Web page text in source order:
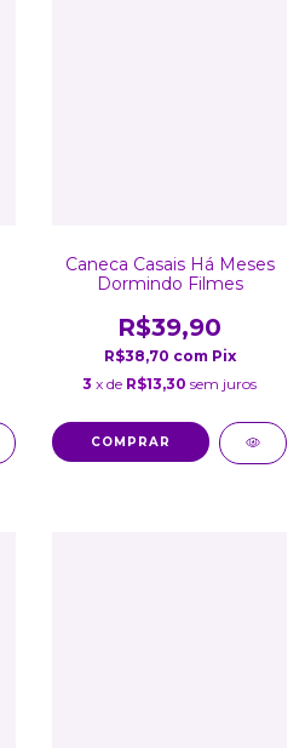
Caneca Casais Há Meses
Dormindo Filmes
R$39,90
R$38,70 com Pix
3 x de R$13,30 sem juros
COMPRAR